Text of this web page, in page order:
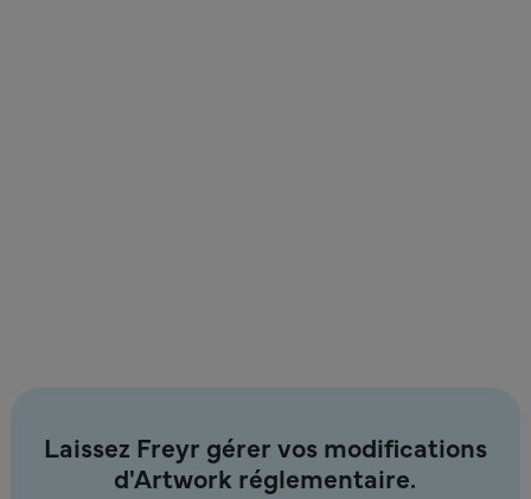
Laissez Freyr gérer vos modifications
d'Artwork réglementaire.